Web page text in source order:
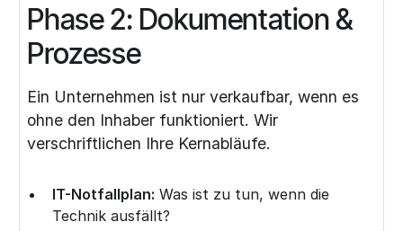
Phase 2: Dokumentation &
Prozesse
Ein Unternehmen ist nur verkaufbar, wenn es
ohne den Inhaber funktioniert. Wir
verschriftlichen Ihre Kernabläufe.
IT-Notfallplan: Was ist zu tun, wenn die
Technik ausfällt?